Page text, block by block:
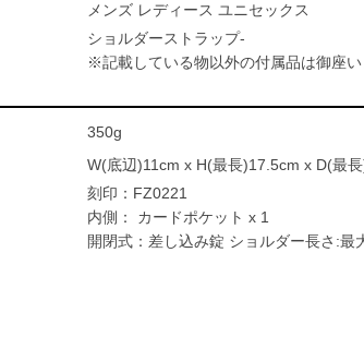
メンズ レディース ユニセックス
ショルダーストラップ-
※記載している物以外の付属品は御座い
350g
W(底辺)11cm x H(最長)17.5cm x D(最
刻印：FZ0221
内側： カードポケット x 1
開閉式：差し込み錠 ショルダー長さ: